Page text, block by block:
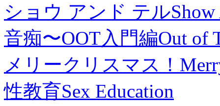
ショウ アンド テル
音痴〜OOT入門編Out of
メリークリスマス！
性教育Sex Education